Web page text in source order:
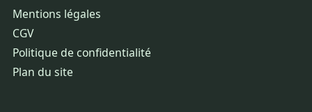
Mentions légales
CGV
Politique de confidentialité
Plan du site